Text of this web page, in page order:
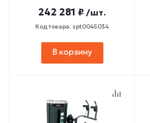
242 281 ₽ /шт.
Код товара: spt0045034
В корзину